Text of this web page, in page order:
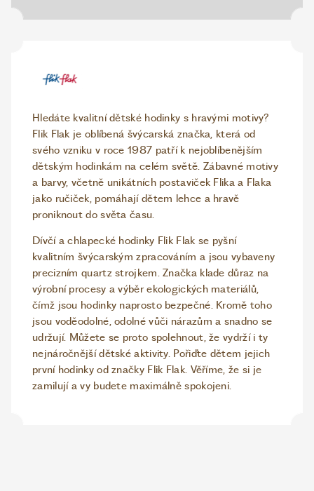
Hledáte kvalitní dětské hodinky s hravými motivy?
Flik Flak je oblíbená švýcarská značka, která od
svého vzniku v roce 1987 patří k nejoblíbenějším
dětským hodinkám na celém světě. Zábavné motivy
a barvy, včetně unikátních postaviček Flika a Flaka
jako ručiček, pomáhají dětem lehce a hravě
proniknout do světa času.
Dívčí a chlapecké hodinky Flik Flak se pyšní
kvalitním švýcarským zpracováním a jsou vybaveny
precizním quartz strojkem. Značka klade důraz na
výrobní procesy a výběr ekologických materiálů,
čímž jsou hodinky naprosto bezpečné. Kromě toho
jsou voděodolné, odolné vůči nárazům a snadno se
udržují. Můžete se proto spolehnout, že vydrží i ty
nejnáročnější dětské aktivity. Pořiďte dětem jejich
první hodinky od značky Flik Flak. Věříme, že si je
zamilují a vy budete maximálně spokojeni.